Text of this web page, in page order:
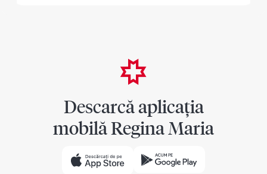
Descarcă aplicația
mobilă Regina Maria